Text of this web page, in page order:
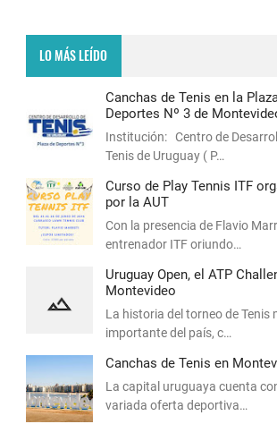
LO MÁS LEÍDO
Canchas de Tenis en la
Deportes Nº 3 de
Institución: Centro de
Tenis de Uruguay ( P…
Curso de Play Tennis ITF
por la AUT
Con la presencia de Flavio
entrenador ITF oriundo…
Uruguay Open, el ATP
Montevideo
La historia del torneo de Tenis
importante del país, c…
Canchas de Tenis en
La capital uruguaya cuenta
variada oferta deportiva…